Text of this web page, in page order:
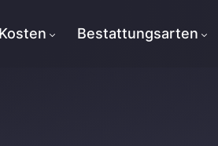
Kosten Bestattungsarten